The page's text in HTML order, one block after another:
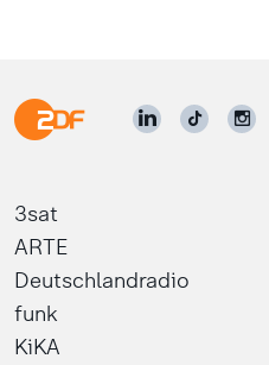
3sat
ARTE
Deutschlandradio
funk
KiKA